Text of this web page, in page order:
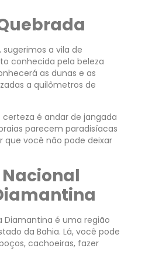
, sugerimos a vila de
conhecida pela beleza
as dunas e as
a quilômetros de
é andar de jangada
parecem paradisíacas
que você não pode deixar
Diamantina é uma região
da Bahia. Lá, você pode
cachoeiras, fazer